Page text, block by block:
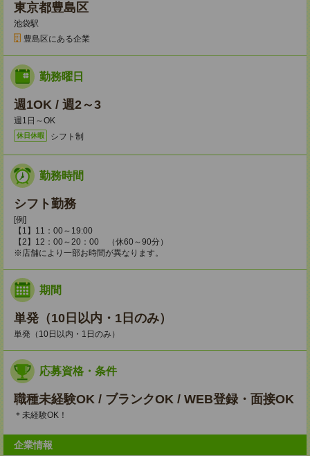
東京都豊島区
池袋駅
豊島区にある企業
勤務曜日
週1OK / 週2～3
週1日～OK
休日休暇 シフト制
勤務時間
シフト勤務
[例]
【1】11：00～19:00
【2】12：00～20：00 （休60～90分）
※店舗により一部お時間が異なります。
期間
単発（10日以内・1日のみ）
単発（10日以内・1日のみ）
応募資格・条件
職種未経験OK / ブランクOK / WEB登録・面接OK
＊未経験OK！
企業情報